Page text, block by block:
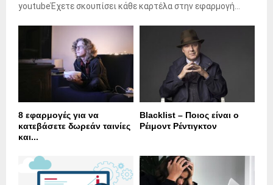
youtubeΈχετε σκουπίσει κάθε καρτέλα στην εφαρμογή...
8 εφαρμογές για να
κατεβάσετε δωρεάν ταινίες
και...
Blacklist – Ποιος είναι ο
Ρέιμοντ Ρέντιγκτον